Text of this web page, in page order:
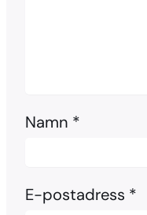
Namn *
E-postadress *